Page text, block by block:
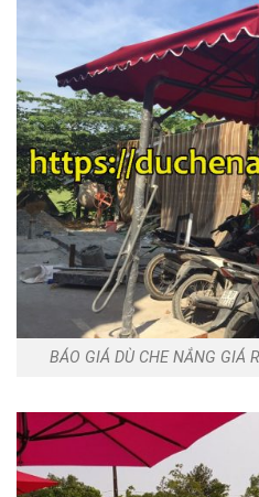
BÁO GIÁ DÙ CHE NẮNG GIÁ